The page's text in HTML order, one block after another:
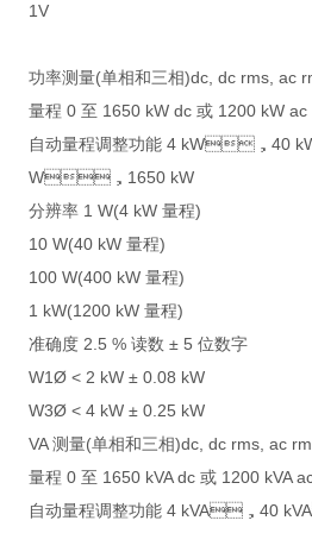
1V
功率测量(单相和三相)dc, dc rms, ac
量程 0 至 1650 kW dc 或 1200 kW ac
自动量程调整功能 4 kW，40
W，1650 kW
分辨率 1 W(4 kW 量程)
10 W(40 kW 量程)
100 W(400 kW 量程)
1 kW(1200 kW 量程)
准确度 2.5 % 读数 ± 5 位数字
W1Ø < 2 kW ± 0.08 kW
W3Ø < 4 kW ± 0.25 kW
VA 测量(单相和三相)dc, dc rms, ac
量程 0 至 1650 kVA dc 或 1200 kVA
自动量程调整功能 4 kVA，40